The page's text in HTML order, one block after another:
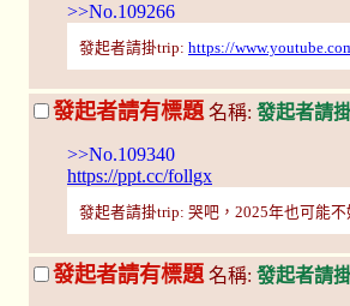
>>No.109266
發起者請掛trip: https://
發起者請有標題 名稱: 發起者請
>>No.109340
https://ppt.cc/follgx
發起者請掛trip: 哭吧，2025年也可能
發起者請有標題 名稱: 發起者請